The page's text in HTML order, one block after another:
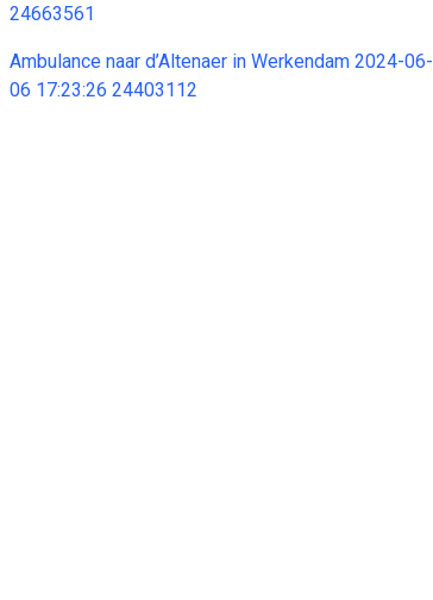
24663561
Ambulance naar d’Altenaer in Werkendam 2024-06-
06 17:23:26 24403112